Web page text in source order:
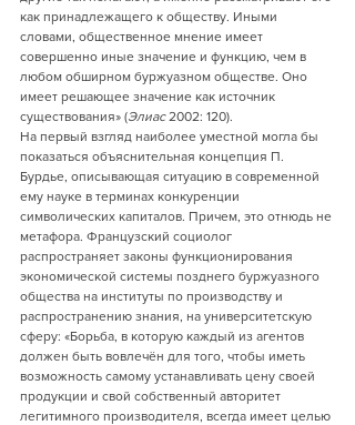
как принадлежащего к обществу. Иными
словами, общественное мнение имеет
совершенно иные значение и функцию, чем в
любом обширном буржуазном обществе. Оно
имеет решающее значение как источник
существования» (Элиас 2002: 120).
На первый взгляд наиболее уместной могла бы
показаться объяснительная концепция П.
Бурдье, описывающая ситуацию в современной
ему науке в терминах конкуренции
символических капиталов. Причем, это отнюдь не
метафора. Французский социолог
распространяет законы функционирования
экономической системы позднего буржуазного
общества на институты по производству и
распространению знания, на университетскую
сферу: «Борьба, в которую каждый из агентов
должен быть вовлечён для того, чтобы иметь
возможность самому устанавливать цену своей
продукции и свой собственный авторитет
легитимного производителя, всегда имеет целью